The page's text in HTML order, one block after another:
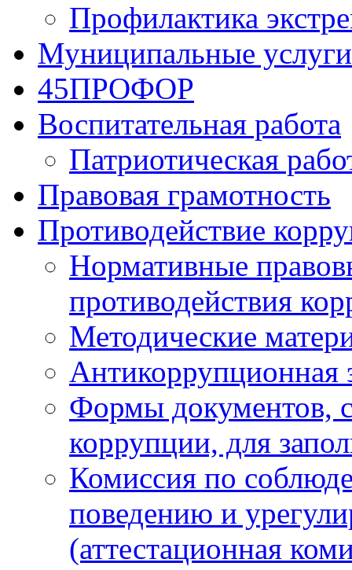
Профилактика
Муниципальные услуги
45ПРОФОР
Воспитательная работа
Патриотическая
Правовая грамотность
Противодействие
Нормативные
противодействия
Методические
Антикоррупционная
Формы документов,
коррупции, для
Комиссия по
поведению и
(аттестационная